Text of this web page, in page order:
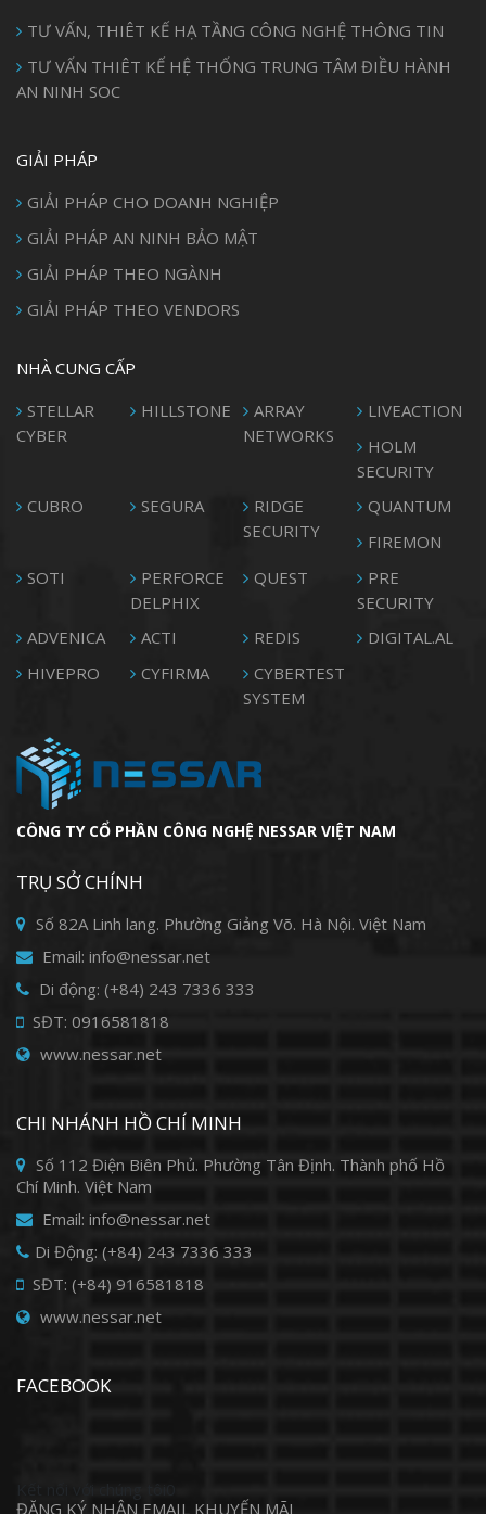
TƯ VẤN, THIÊT KẾ HẠ TẦNG CÔNG NGHỆ THÔNG TIN
TƯ VẤN THIÊT KẾ HỆ THỐNG TRUNG TÂM ĐIỀU HÀNH
AN NINH SOC
GIẢI PHÁP
GIẢI PHÁP CHO DOANH NGHIỆP
GIẢI PHÁP AN NINH BẢO MẬT
GIẢI PHÁP THEO NGÀNH
GIẢI PHÁP THEO VENDORS
NHÀ CUNG CẤP
STELLAR
CYBER
HILLSTONE
ARRAY
NETWORKS
LIVEACTION
HOLM
SECURITY
CUBRO
SEGURA
RIDGE
SECURITY
QUANTUM
FIREMON
SOTI
PERFORCE
DELPHIX
QUEST
PRE
SECURITY
ADVENICA
ACTI REDIS
DIGITAL.AL
HIVEPRO
CYFIRMA
CYBERTEST
SYSTEM
CÔNG TY CỔ PHẦN CÔNG NGHỆ NESSAR VIỆT NAM
TRỤ SỞ CHÍNH
Số 82A Linh lang. Phường Giảng Võ. Hà Nội. Việt Nam
Email: info@nessar.net
Di động: (+84) 243 7336 333
SĐT: 0916581818
www.nessar.net
CHI NHÁNH HỒ CHÍ MINH
Số 112 Điện Biên Phủ. Phường Tân Định. Thành phố Hồ
Chí Minh. Việt Nam
Email: info@nessar.net
Di Động: (+84) 243 7336 333
SĐT: (+84) 916581818
www.nessar.net
FACEBOOK
ĐĂNG KÝ NHẬN EMAIL KHUYẾN MÃI